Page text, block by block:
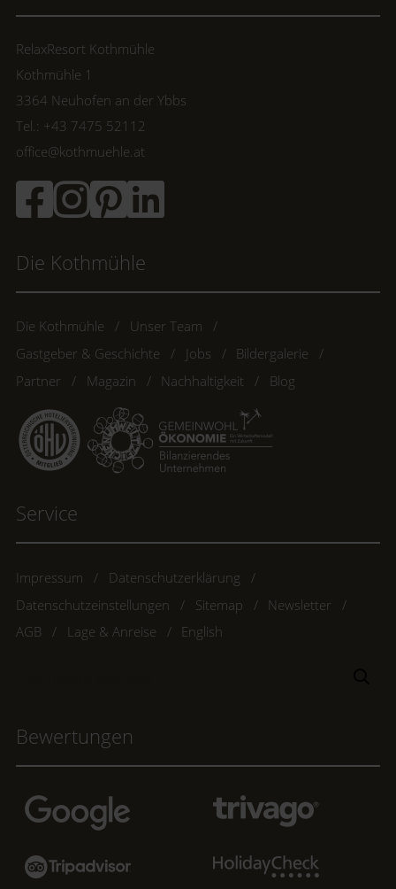
RelaxResort Kothmühle
Kothmühle 1
3364 Neuhofen an der Ybbs
Tel.: +43 7475 52112
office@kothmuehle.at
Die Kothmühle
Die Kothmühle
Unser Team
Gastgeber & Geschichte
Jobs
Bildergalerie
Partner
Magazin Nachhaltigkeit Blog
Service
Impressum
Datenschutzerklärung
Datenschutzeinstellungen
Sitemap
Newsletter
AGB
Lage & Anreise English
Bewertungen